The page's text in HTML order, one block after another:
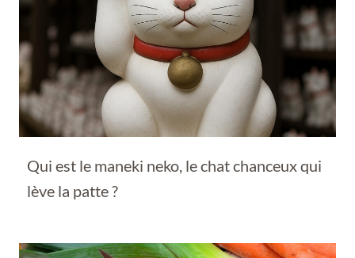
Qui est le maneki neko, le chat chanceux qui
lève la patte ?